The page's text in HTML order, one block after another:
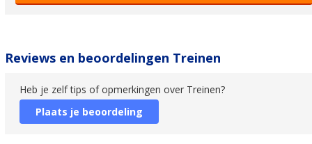
Reviews en beoordelingen Treinen
Heb je zelf tips of opmerkingen over Treinen?
Plaats je beoordeling